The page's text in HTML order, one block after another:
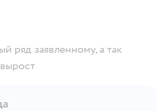
ряд заявленному, а так